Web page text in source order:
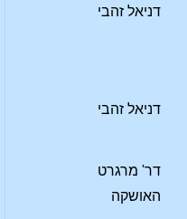
דניאל זהבי
דניאל זהבי
דר' מרגרט
האושקה